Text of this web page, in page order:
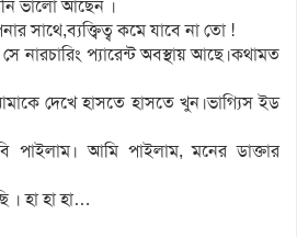
ভালো আছেন ।
সাথে,ব্যক্ত্বিত্ব কমে যাবে না তো !
নারচারিং প্যারেন্ট অবস্থায় আছে।কথামত
দেখে হাসতে হাসতে খুন।ভাগ্যিস ইড
পাইলাম। আমি পাইলাম, মনের ডাক্তার
হা হা হা…